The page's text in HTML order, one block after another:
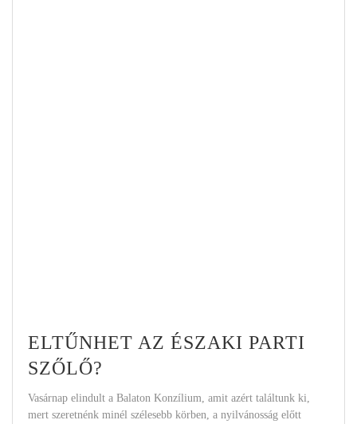
ELTŰNHET AZ ÉSZAKI PARTI
SZŐLŐ?
Vasárnap elindult a Balaton Konzílium, amit azért találtunk ki,
mert szeretnénk minél szélesebb körben, a nyilvánosság előtt